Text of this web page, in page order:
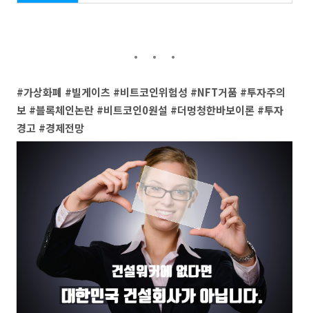
#가상화폐 #빌게이츠 #비트코인위험성 #NFT거품 #투자주의
보 #블록체인논란 #비트코인0원설 #더멍청한바보이론 #투자
경고 #경제전망